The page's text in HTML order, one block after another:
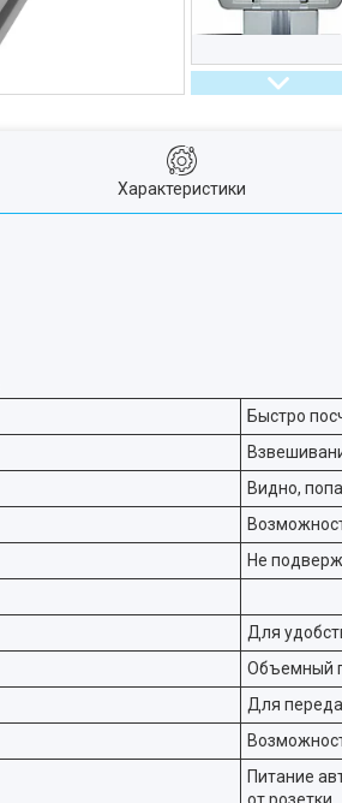
Характеристики
Быстро
Видно,
Не
Для
Объемный
Для
Питание